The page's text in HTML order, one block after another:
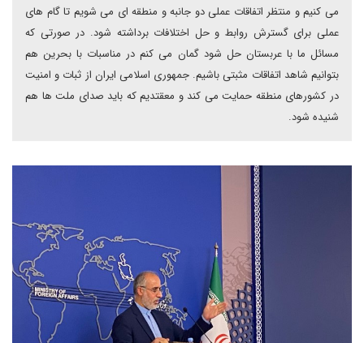
می کنیم و منتظر اتفاقات عملی دو جانبه و منطقه ای می شویم تا گام های
عملی برای گسترش روابط و حل اختلافات برداشته شود. در صورتی که
مسائل ما با عربستان حل شود گمان می کنم در مناسبات با بحرین هم
بتوانیم شاهد اتفاقات مثبتی باشیم. جمهوری اسلامی ایران از ثبات و امنیت
در کشورهای منطقه حمایت می کند و معقتدیم که باید صدای ملت ها هم
شنیده شود.